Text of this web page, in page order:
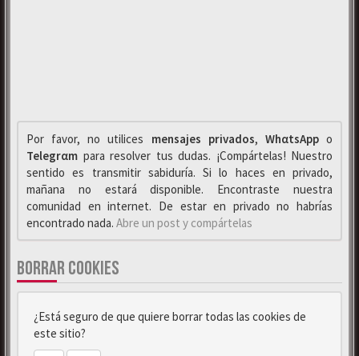
Por favor, no utilices mensajes privados, WhαtsAppo
Telegrαm para resolver tus dudas. ¡Compártelas! Nuestro
sentido es transmitir sabiduría. Si lo haces en privado,
mañana no estará disponible. Encontraste nuestra
comunidad en internet. De estar en privado no habrías
encontrado nada. Abre un post y compártelas
BORRAR COOKIES
¿Está seguro de que quiere borrar todas las cookies de
este sitio?